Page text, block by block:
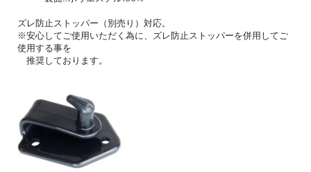
ズレ防止ストッパー（別売り）対応。
※安心してご使用いただく為に、ズレ防止ストッパーを併用してご
使用する事を
推奨しております。